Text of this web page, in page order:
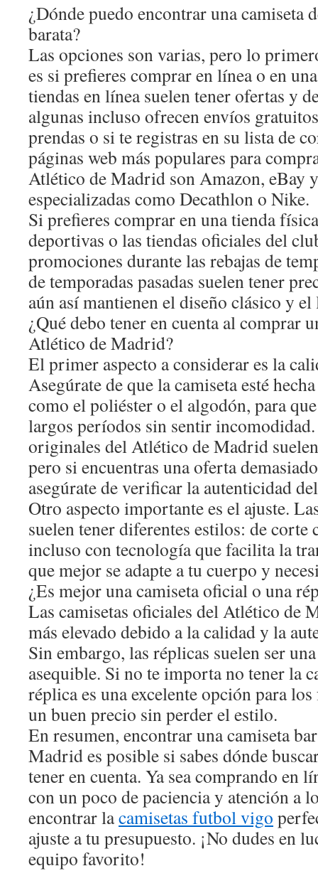
¿Dónde puedo encontrar una
barata?
Las opciones son varias, pero lo
es si prefieres comprar en línea o en
tiendas en línea suelen tener ofertas y
algunas incluso ofrecen envíos
prendas o si te registras en su lista de
páginas web más populares para
Atlético de Madrid son Amazon, eBay
especializadas como Decathlon o Nike.
Si prefieres comprar en una tienda
deportivas o las tiendas oficiales del
promociones durante las rebajas de
de temporadas pasadas suelen tener
aún así mantienen el diseño clásico y
¿Qué debo tener en cuenta al comprar
Atlético de Madrid?
El primer aspecto a considerar es la
Asegúrate de que la camiseta esté
como el poliéster o el algodón, para
largos períodos sin sentir incomodidad.
originales del Atlético de Madrid
pero si encuentras una oferta
asegúrate de verificar la autenticidad
Otro aspecto importante es el ajuste.
suelen tener diferentes estilos: de corte
incluso con tecnología que facilita la
que mejor se adapte a tu cuerpo y
¿Es mejor una camiseta oficial o una
Las camisetas oficiales del Atlético de
más elevado debido a la calidad y la
Sin embargo, las réplicas suelen ser
asequible. Si no te importa no tener la
réplica es una excelente opción para
un buen precio sin perder el estilo.
En resumen, encontrar una camiseta
Madrid es posible si sabes dónde
tener en cuenta. Ya sea comprando en
con un poco de paciencia y atención a
encontrar lacamisetas futbol vigo
ajuste a tu presupuesto. ¡No dudes en
equipo favorito!